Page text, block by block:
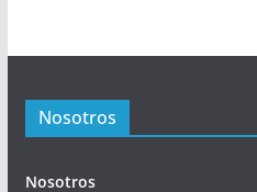
Nosotros
Nosotros